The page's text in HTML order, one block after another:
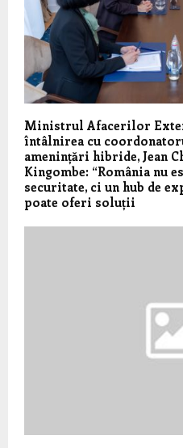
Ministrul Afacerilor
întâlnirea cu
amenințări hibride, Jean
Kingombe: “România nu
securitate, ci un hub de
poate oferi soluții